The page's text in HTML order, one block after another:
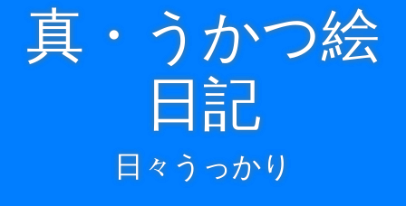
真・うかつ絵
日記
日々うっかり